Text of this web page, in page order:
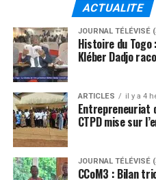
ACTUALITE
JOURNAL TÉLÉVISÉ
Histoire du Togo
Kléber Dadjo
ARTICLES il y a 4
Entrepreneuriat
CTPD mise sur
JOURNAL TÉLÉVISÉ
CCoM3 : Bilan